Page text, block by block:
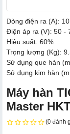
Dòng điện ra (A):
Điện áp ra (V): 50 -
Hiệu suất: 60%
Trọng lượng (Kg):
Sử dụng que hàn
Sử dụng kim hàn
Máy hàn
Master
(0 đánh